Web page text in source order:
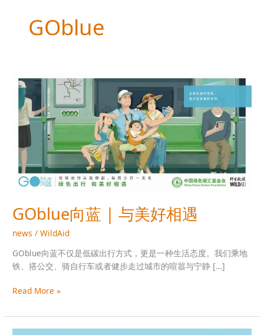
GOblue
GOblue向蓝 | 与美好相遇
news /WildAid
GOblue向蓝不仅是低碳出行方式，更是一种生活态度。我们乘地
铁、搭公交、骑自行车或者健步走过城市的喧嚣与宁静 […]
GOblue
向
与
好
相
遇
Read More »